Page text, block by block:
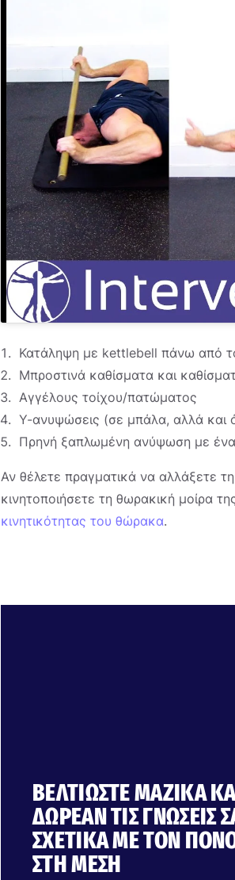
Κατάληψη με kettlebell πάνω από
Μπροστινά καθίσματα και
Αγγέλους τοίχου/πατώματος
Υ-ανυψώσεις (σε μπάλα, αλλά και
Πρηνή ξαπλωμένη ανύψωση με ένα
Αν θέλετε πραγματικά να αλλάξετε
κινητοποιήσετε τη θωρακική μοίρα
κινητικότητας του θώρακα.
ΒΕΛΤΙΏΣΤΕ ΜΑΖΙΚΆ
ΔΩΡΕΆΝ ΤΙΣ ΓΝΏΣΕΙΣ
ΣΧΕΤΙΚΆ ΜΕ ΤΟΝ
ΣΤΗ ΜΈΣΗ